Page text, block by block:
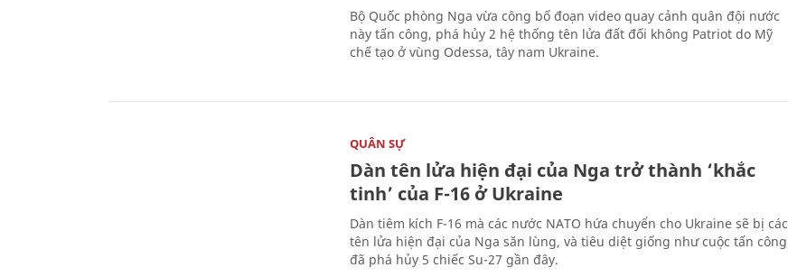
Bộ Quốc phòng Nga vừa công bố đoạn video quay cảnh quân đội nước
này tấn công, phá hủy 2 hệ thống tên lửa đất đối không Patriot do Mỹ
chế tạo ở vùng Odessa, tây nam Ukraine.
QUÂN SỰ
Dàn tên lửa hiện đại của Nga trở thành ‘khắc
tinh’ của F-16 ở Ukraine
Dàn tiêm kích F-16 mà các nước NATO hứa chuyển cho Ukraine sẽ bị các
tên lửa hiện đại của Nga săn lùng, và tiêu diệt giống như cuộc tấn công
đã phá hủy 5 chiếc Su-27 gần đây.